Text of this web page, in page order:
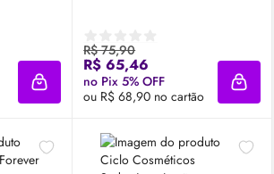
Adicionar à sacola
R$ 75,90
R$ 65,46
no Pix 5% OFF
ou R$ 68,90 no cartão